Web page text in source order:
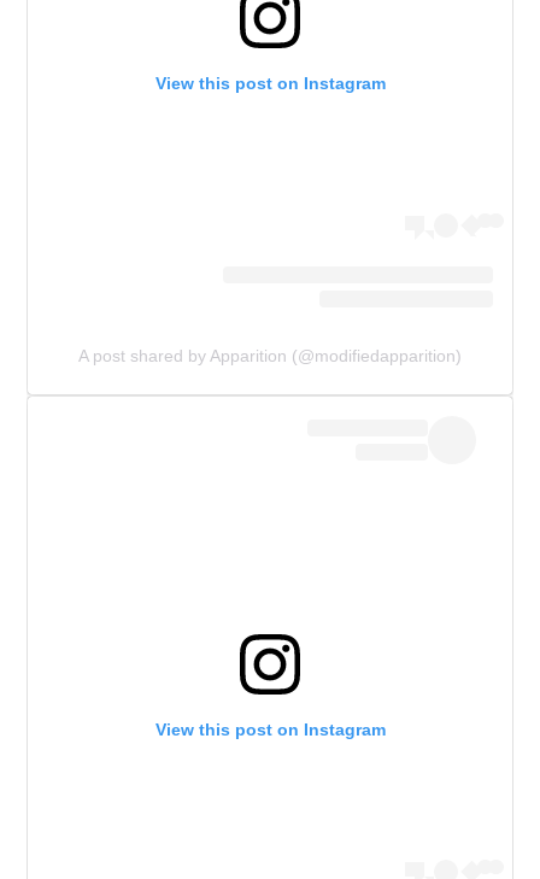
View this post on Instagram
A post shared by Apparition (@modifiedapparition)
View this post on Instagram